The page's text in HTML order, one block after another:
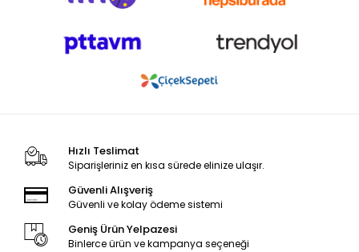
Hızlı Teslimat
Siparişleriniz en kısa sürede elinize ulaşır.
Güvenli Alışveriş
Güvenli ve kolay ödeme sistemi
Geniş Ürün Yelpazesi
Binlerce ürün ve kampanya seçeneği